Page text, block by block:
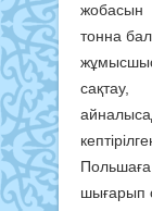
тонна
Польшаға
шығарып